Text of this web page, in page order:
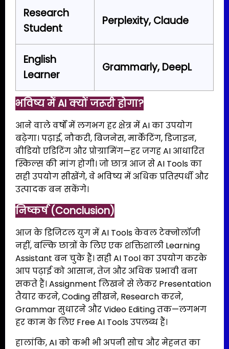
Research
Student
Perplexity, Claude
English
Learner
Grammarly, DeepL
भविष्य में AI क्यों जरूरी होगा?
आने वाले वर्षों में लगभग हर क्षेत्र में AI का उपयोग
बढ़ेगा। पढ़ाई, नौकरी, बिजनेस, मार्केटिंग, डिजाइन,
वीडियो एडिटिंग और प्रोग्रामिंग—हर जगह AI आधारित
स्किल्स की मांग होगी। जो छात्र आज से AI Tools का
सही उपयोग सीखेंगे, वे भविष्य में अधिक प्रतिस्पर्धी और
उत्पादक बन सकेंगे।
निष्कर्ष (Conclusion)
आज के डिजिटल युग में AI Tools केवल टेक्नोलॉजी
नहीं, बल्कि छात्रों के लिए एक शक्तिशाली Learning
Assistant बन चुके हैं। सही AI Tool का उपयोग करके
आप पढ़ाई को आसान, तेज और अधिक प्रभावी बना
सकते हैं। Assignment लिखने से लेकर Presentation
तैयार करने, Coding सीखने, Research करने,
Grammar सुधारने और Video Editing तक—लगभग
हर काम के लिए Free AI Tools उपलब्ध हैं।
हालांकि, AI को कभी भी अपनी सोच और मेहनत का